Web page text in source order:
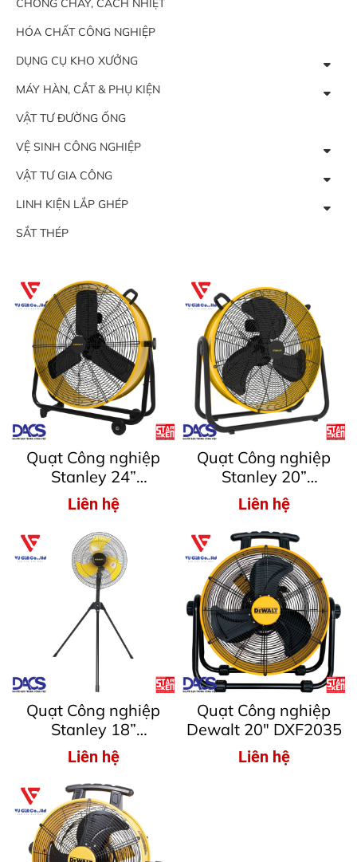
CHỐNG CHÁY, CÁCH NHIỆT
HÓA CHẤT CÔNG NGHIỆP
DỤNG CỤ KHO XƯỞNG
MÁY HÀN, CẮT & PHỤ KIỆN
VẬT TƯ ĐƯỜNG ỐNG
VỆ SINH CÔNG NGHIỆP
VẬT TƯ GIA CÔNG
LINH KIỆN LẮP GHÉP
SẮT THÉP
Quạt Công nghiệp
Stanley 24”
SLF306027
Liên hệ
Quạt Công nghiệp
Stanley 20”
SLF305018
Liên hệ
Quạt Công nghiệp
Stanley 18”
SLF304616T
Liên hệ
Quạt Công nghiệp
Dewalt 20″ DXF2035
Liên hệ